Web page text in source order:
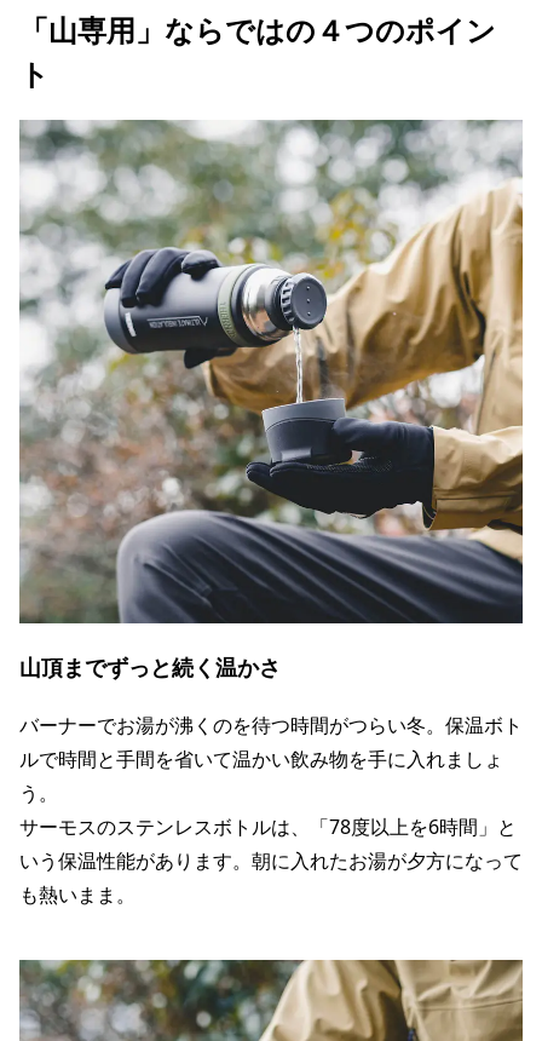
「山専用」ならではの４つのポイン
ト
山頂までずっと続く温かさ
バーナーでお湯が沸くのを待つ時間がつらい冬。保温ボト
ルで時間と手間を省いて温かい飲み物を手に入れましょ
う。
サーモスのステンレスボトルは、「78度以上を6時間」と
いう保温性能があります。朝に入れたお湯が夕方になって
も熱いまま。